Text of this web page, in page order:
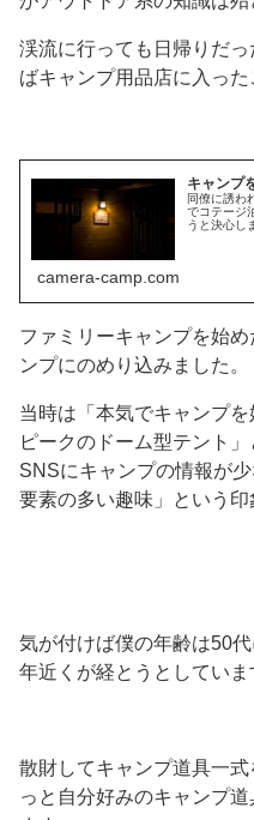
渓流に行っても日帰りだ
ばキャンプ用品店に入った
キャンプ
同僚に誘わ
でコテージ
うと決心し
camera-camp.com
ファミリーキャンプを始
ンプにのめり込みました。
当時は「本気でキャンプ
ピークのドーム型テント
SNSにキャンプの情報が
要素の多い趣味」という印
気が付けば僕の年齢は50
年近くが経とうとしていま
散財してキャンプ道具一
っと自分好みのキャンプ